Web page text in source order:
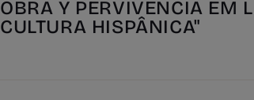
OBRA Y PERVIVENCIA EM
CULTURA HISPÂNICA"